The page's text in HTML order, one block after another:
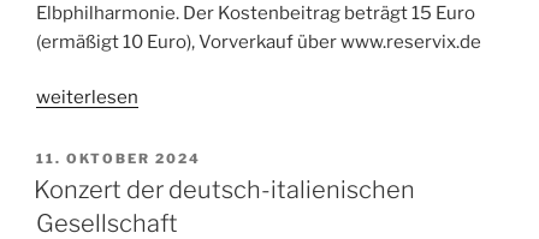
Elbphilharmonie. Der Kostenbeitrag beträgt 15 Euro
(ermäßigt 10 Euro), Vorverkauf über www.reservix.de
„Knabenchor
Herz
Jesu“
weiterlesen
VERÖFFENTLICHT
AM
11. OKTOBER 2024
Konzert der deutsch-italienischen
Gesellschaft